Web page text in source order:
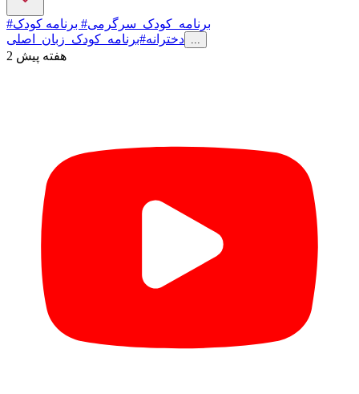
#برنامه_کودک_سرگرمی# برنامه کودک
دخترانه#برنامه_کودک_زبان_اصلی ...
2 هفته پیش